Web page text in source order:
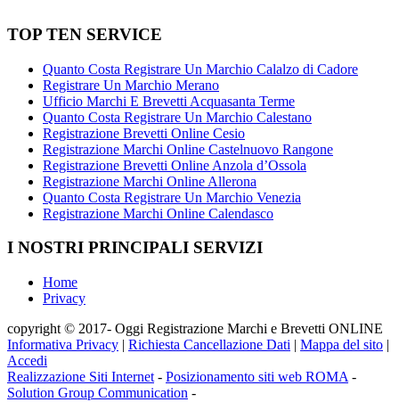
TOP TEN SERVICE
Quanto Costa Registrare Un Marchio Calalzo di Cadore
Registrare Un Marchio Merano
Ufficio Marchi E Brevetti Acquasanta Terme
Quanto Costa Registrare Un Marchio Calestano
Registrazione Brevetti Online Cesio
Registrazione Marchi Online Castelnuovo Rangone
Registrazione Brevetti Online Anzola d’Ossola
Registrazione Marchi Online Allerona
Quanto Costa Registrare Un Marchio Venezia
Registrazione Marchi Online Calendasco
I NOSTRI PRINCIPALI SERVIZI
Home
Privacy
copyright © 2017- Oggi Registrazione Marchi e Brevetti ONLINE
Informativa Privacy | Richiesta Cancellazione Dati | Mappa del sito |
Accedi
Realizzazione Siti Internet - Posizionamento siti web ROMA -
Solution Group Communication -